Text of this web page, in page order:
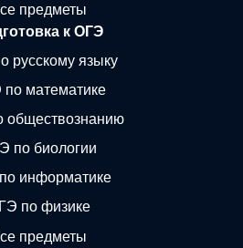
предметы
к ОГЭ
русскому языку
математике
обществознанию
по биологии
информатике
по физике
предметы